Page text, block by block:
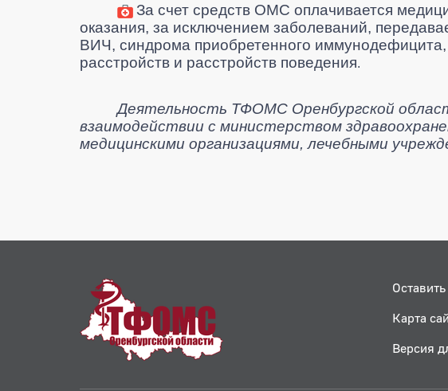
За счет средств ОМС оплачивается
оказания, за исключением заболеваний,
ВИЧ, синдрома приобретенного иммунодефицита,
расстройств и расстройств поведения.
Деятельность ТФОМС Оренбургской
взаимодействии с министерством
медицинскими организациями, лечебными
Карта
Версия